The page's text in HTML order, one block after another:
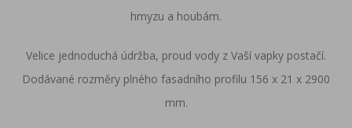
hmyzu a houbám.
Velice jednoduchá údržba, proud vody z Vaší vapky postačí.
Dodávané rozměry plného fasadního profilu 156 x 21 x 2900
mm.